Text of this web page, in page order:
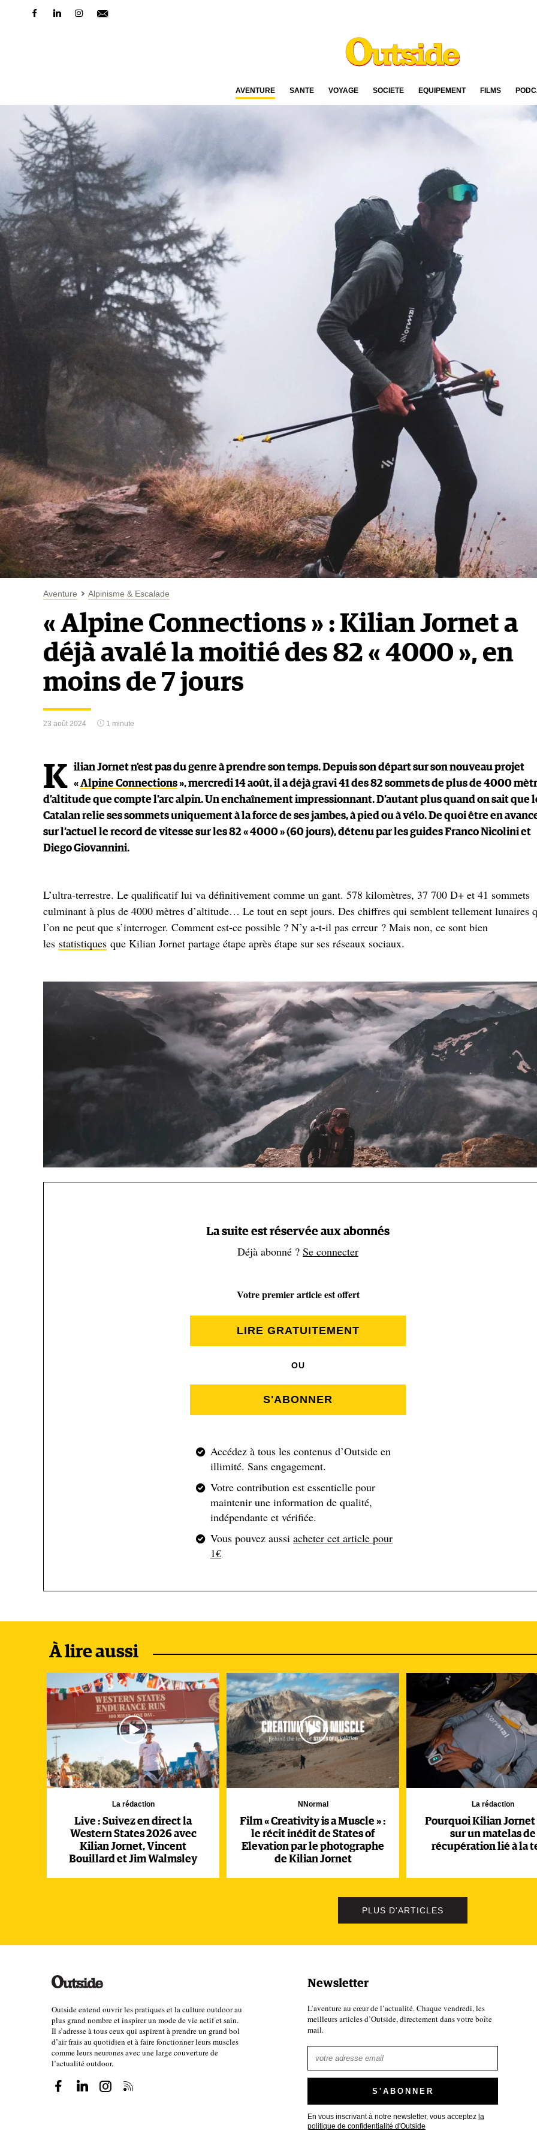
AVENTURE SANTÉ VOYAGE SOCIÉTÉ ÉQUIPEMENT FILMS
Aventure Alpinisme & Escalade
« Alpine Connections » : Kilian Jornet a
déjà avalé la moitié des 82 « 4000 », en
moins de 7 jours
23 août 2024 1 minute
K ilian Jornet n’est pas du genre à prendre son temps. Depuis son départ sur son nouveau projet
«Alpine Connections», mercredi 14 août, il a déjà gravi 41 des 82 sommets de plus de 4000
d’altitude que compte l’arc alpin. Un enchaînement impressionnant. D’autant plus quand on sait que
Catalan relie ses sommets uniquement à la force de ses jambes, à pied ou à vélo. De quoi être en
sur l’actuel le record de vitesse sur les 82 « 4000 » (60 jours), détenu par les guides Franco Nicolini et
Diego Giovannini.
L’ultra-terrestre. Le qualificatif lui va définitivement comme un gant. 578 kilomètres, 37 700 D+ et 41 sommets
culminant à plus de 4000 mètres d’altitude… Le tout en sept jours. Des chiffres qui semblent tellement lunaires
l’on ne peut que s’interroger. Comment est-ce possible ? N’y a-t-il pas erreur ? Mais non, ce sont bien
les statistiques que Kilian Jornet partage étape après étape sur ses réseaux sociaux.
Strava n’ont pu qu’être surpris hier, jeudi 22 août, en lisant la
Et même si Kilian est resté pudiquement discret sur son objectif, puisque n’a jamais annoncé clairement son
de venir à bout de 82 « 4000 » des Alpes, l’idée semble de moins en moins farfelue. Le Catalan est déjà en
sur le record des Italiens, les guides Franco Nicolini et Diego Giovannini, datant de 2008. Tous deux détiennent
actuellement le record de vitesse sur les 82 « 4000 » (60 jours) en ne les reliant qu’à la force de leurs jambes, à
(Nick Danielson)
La suite s’annonce tout de même nettement moins roulante pour Kilian. Notamment autour du mont Blanc,
regorge de « 4000 » bien plus exigeants que ceux réalisés jusqu’à présent.
La suite est réservée aux abonnés
Déjà abonné ? Se connecter
Votre premier article est offert
LIRE GRATUITEMENT
OU
S'ABONNER
Accédez à tous les contenus d’Outside en
illimité. Sans engagement.
Votre contribution est essentielle pour
maintenir une information de qualité,
indépendante et vérifiée.
Vous pouvez aussi acheter cet article pour
1€
À lire aussi
La rédaction
Live : Suivez en direct la
Western States 2026 avec
Kilian Jornet, Vincent
Bouillard et Jim Walmsley
NNormal
Film « Creativity is a Muscle » :
le récit inédit de States of
Elevation par le photographe
de Kilian Jornet
La rédaction
Pourquoi Kilian Jornet
sur un matelas de
récupération lié à la
PLUS D'ARTICLES
Outside entend ouvrir les pratiques et la culture outdoor au
plus grand nombre et inspirer un mode de vie actif et sain.
Il s’adresse à tous ceux qui aspirent à prendre un grand bol
d’air frais au quotidien et à faire fonctionner leurs muscles
comme leurs neurones avec une large couverture de
l’actualité outdoor.
Newsletter
L’aventure au cœur de l’actualité. Chaque vendredi, les
meilleurs articles d’Outside, directement dans votre boîte
mail.
En vous inscrivant à notre newsletter, vous acceptez la
politique de confidentialité d'Outside